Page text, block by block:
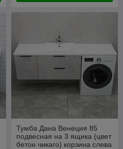
Тумба Дана Венеция 85
подвесная на 3 ящика (цвет
бетон чикаго) корзина слева